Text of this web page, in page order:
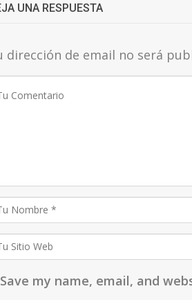
UNA RESPUESTA
dirección de email no será
Save my name, email, and